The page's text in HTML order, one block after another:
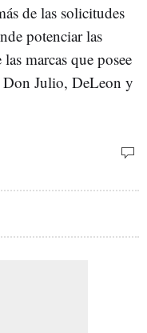
de las solicitudes
potenciar las
marcas que posee
Don Julio, DeLeon y